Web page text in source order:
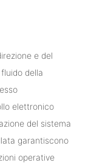
e del
della
elettronico
del sistema
garantiscono
operative